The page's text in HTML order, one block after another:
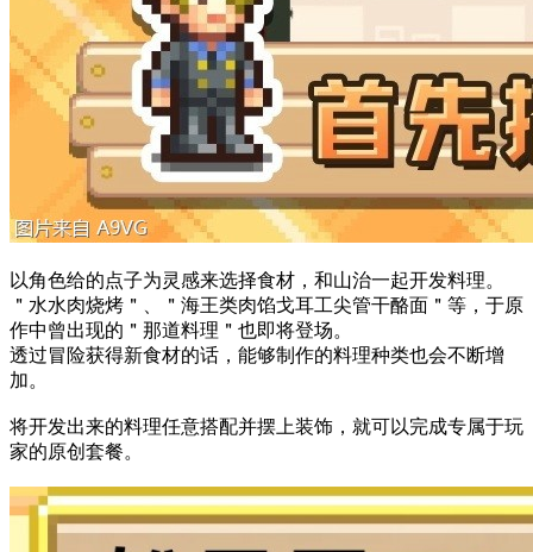
以角色给的点子为灵感来选择食材，和山治一起开发料理。
＂水水肉烧烤＂、＂海王类肉馅戈耳工尖管干酪面＂等，于原
作中曾出现的＂那道料理＂也即将登场。
透过冒险获得新食材的话，能够制作的料理种类也会不断增
加。
将开发出来的料理任意搭配并摆上装饰，就可以完成专属于玩
家的原创套餐。